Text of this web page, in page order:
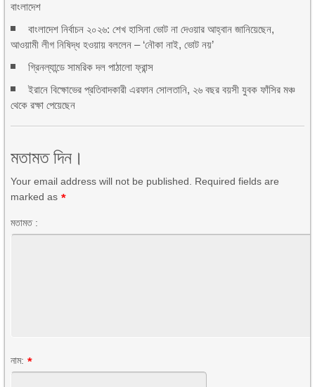
বাংলাদেশ
বাংলাদেশ নির্বাচন ২০২৬: শেখ হাসিনা ভোট না দেওয়ার আহ্বান জানিয়েছেন,
আওয়ামী লীগ নিষিদ্ধ হওয়ায় বললেন – ‘নৌকা নাই, ভোট নয়’
গ্রিনল্যান্ডে সামরিক দল পাঠালো ফ্রান্স
ইরানে বিক্ষোভের প্রতিবাদকারী এরফান সোলতানি, ২৬ বছর বয়সী যুবক ফাঁসির মঞ্চ
থেকে রক্ষা পেয়েছেন
মতামত দিন।
Your email address will not be published. Required fields are
marked as *
মতামত :
নাম: *